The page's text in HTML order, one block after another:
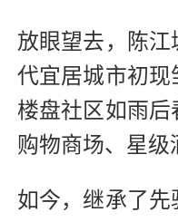
放眼望去，陈
代宜居城市初现
楼盘社区如雨后
购物商场、星级
如今，继承了先